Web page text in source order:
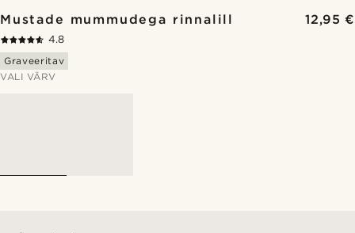
Mustade mummudega rinnalill 12,95 €
4.8
Graveeritav
VALI VÄRV